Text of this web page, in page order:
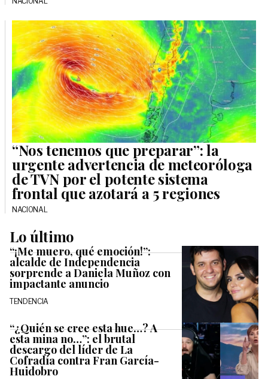
“Nos tenemos que preparar”: la
urgente advertencia de meteoróloga
de TVN por el potente sistema
frontal que azotará a 5 regiones
NACIONAL
Lo último
“¡Me muero, qué emoción!”:
alcalde de Independencia
sorprende a Daniela Muñoz con
impactante anuncio
TENDENCIA
“¿Quién se cree esta hue…? A
esta mina no…”: el brutal
descargo del líder de La
Cofradía contra Fran García-
Huidobro